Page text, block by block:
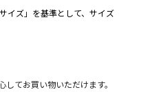
イズ」を基準として、サイズ
てお買い物いただけます。